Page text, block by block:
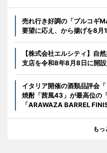
売れ行き好調の「プルコギ
要望に応え、から揚げを8月
【株式会社エルシティ】自
支店を令和8年8月8日に開設
イタリア開催の酒類品評会
焼酎「茜風43」が最高位の
「ARAWAZA BARREL
もっ